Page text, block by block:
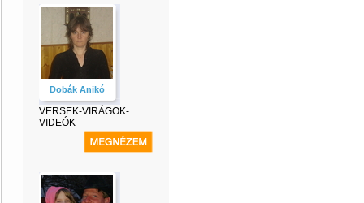
Dobák Anikó
VERSEK-VIRÁGOK-
VIDEÓK